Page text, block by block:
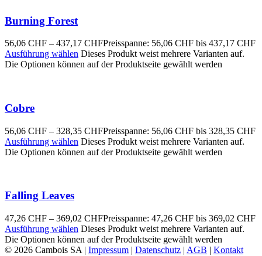
Burning Forest
56,06 CHF – 437,17 CHFPreisspanne: 56,06 CHF bis 437,17 CHF
Ausführung wählen Dieses Produkt weist mehrere Varianten auf.
Die Optionen können auf der Produktseite gewählt werden
Cobre
56,06 CHF – 328,35 CHFPreisspanne: 56,06 CHF bis 328,35 CHF
Ausführung wählen Dieses Produkt weist mehrere Varianten auf.
Die Optionen können auf der Produktseite gewählt werden
Falling Leaves
47,26 CHF – 369,02 CHFPreisspanne: 47,26 CHF bis 369,02 CHF
Ausführung wählen Dieses Produkt weist mehrere Varianten auf.
Die Optionen können auf der Produktseite gewählt werden
© 2026 Cambois SA | Impressum | Datenschutz | AGB | Kontakt